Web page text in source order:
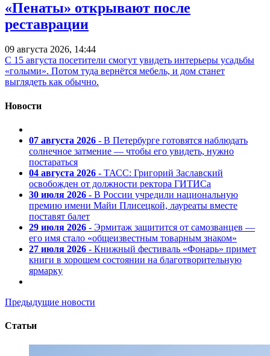
«Пенаты» открывают после
реставрации
09 августа 2026, 14:44
С 15 августа посетители смогут увидеть интерьеры усадьбы
«голыми». Потом туда вернётся мебель, и дом станет
выглядеть как обычно.
Новости
07 августа 2026 - В Петербурге готовятся наблюдать
солнечное затмение — чтобы его увидеть, нужно
постараться
04 августа 2026 - ТАСС: Григорий Заславский
освобожден от должности ректора ГИТИСа
30 июля 2026 - В России учредили национальную
премию имени Майи Плисецкой, лауреаты вместе
поставят балет
29 июля 2026 - Эрмитаж защитится от самозванцев —
его имя стало «общеизвестным товарным знаком»
27 июля 2026 - Книжный фестиваль «Фонарь» примет
книги в хорошем состоянии на благотворительную
ярмарку
Предыдущие новости
Статьи